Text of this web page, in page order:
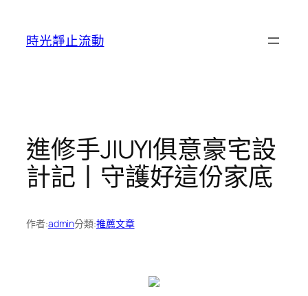
時光靜止流動
進修手JIUYI俱意豪宅設
計記丨守護好這份家底
作者:admin分類:推薦文章